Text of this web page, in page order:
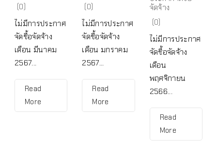
(0)
ไม่มีการประกาศ
จัดชื้อจัดจ้าง
เดือน มีนาคม
2567...
Read
More
(0)
ไม่มีการประกาศ
จัดชื้อจัดจ้าง
เดือน มกราคม
2567...
Read
More
จัดจ้าง
(0)
ไม่มีการประกาศ
จัดชื้อจัดจ้าง
เดือน
พฤศจิกายน
2566...
Read
More